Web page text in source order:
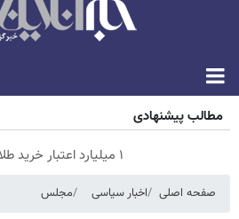
مطالب پیشنهادی
۱ میلیارد اعتبار خرید طلا | بدون ضامن و چک
صفحه اصلی اخبار سیاسی مجلس